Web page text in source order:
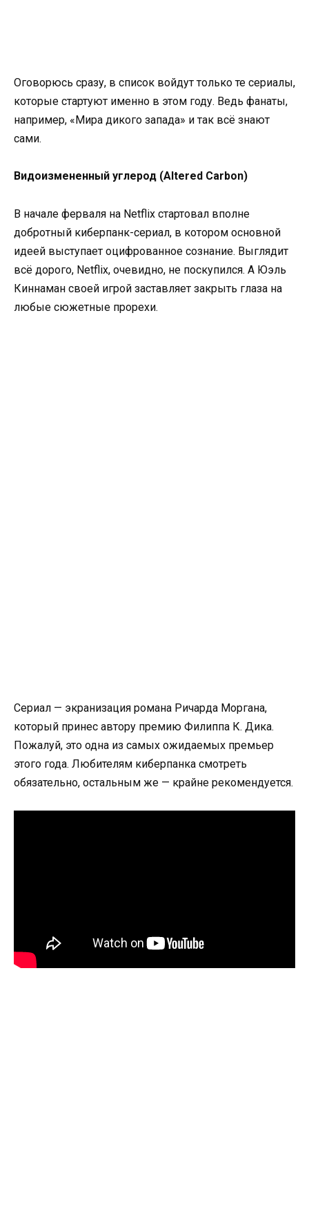
Оговорюсь сразу, в список войдут только те сериалы,
которые стартуют именно в этом году. Ведь фанаты,
например, «Мира дикого запада» и так всё знают
сами.
Видоизмененный углерод (Altered Carbon)
В начале ферваля на Netflix стартовал вполне
добротный киберпанк-сериал, в котором основной
идеей выступает оцифрованное сознание. Выглядит
всё дорого, Netflix, очевидно, не поскупился. А Юэль
Киннаман своей игрой заставляет закрыть глаза на
любые сюжетные прорехи.
Сериал — экранизация романа Ричарда Моргана,
который принес автору премию Филиппа К. Дика.
Пожалуй, это одна из самых ожидаемых премьер
этого года. Любителям киберпанка смотреть
обязательно, остальным же — крайне рекомендуется.